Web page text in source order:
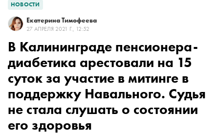
НОВОСТИ
Екатерина Тимофеева
27 АПРЕЛЯ 2021 Г., 12:52
В Калининграде пенсионера-
диабетика арестовали на 15
суток за участие в митинге в
поддержку Навального. Судья
не стала слушать о состоянии
его здоровья